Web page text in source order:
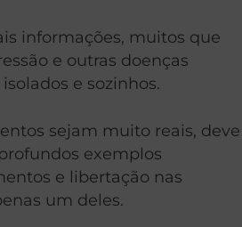
informações, muitos que
e outras doenças
e sozinhos.
sejam muito reais, deve
exemplos
e libertação nas
um deles.